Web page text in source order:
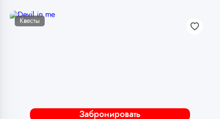
Забронировать
Квесты